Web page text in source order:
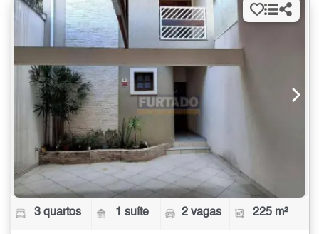
3 quartos 1 suíte 2 vagas 225 m²